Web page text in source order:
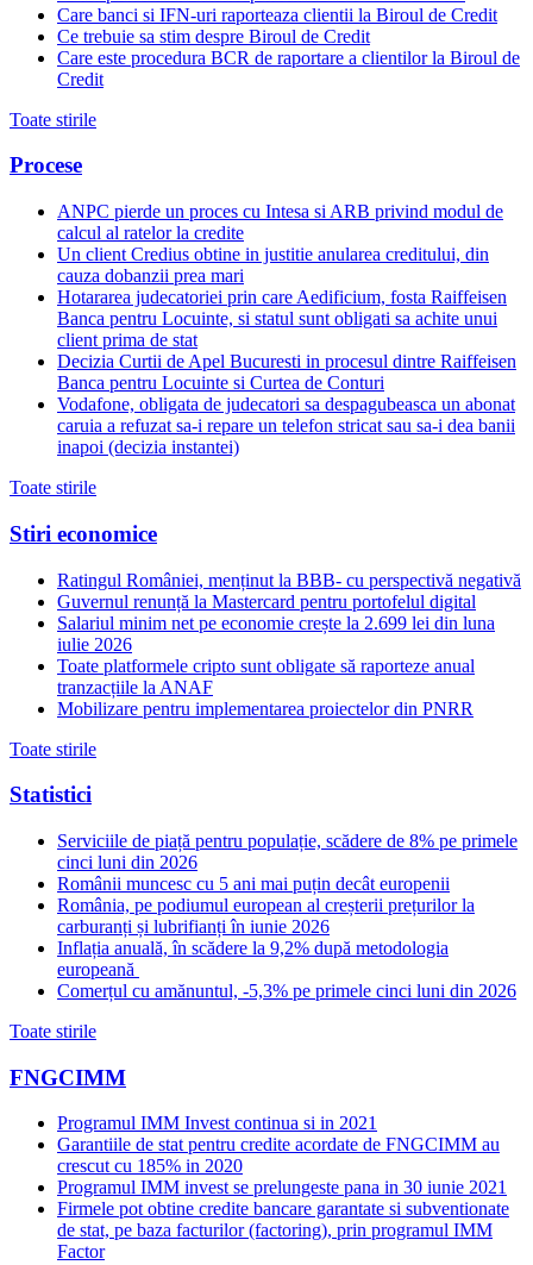
Care banci si IFN-uri raporteaza clientii la Biroul de Credit
Ce trebuie sa stim despre Biroul de Credit
Care este procedura BCR de raportare a clientilor la Biroul de
Credit
Toate stirile
Procese
ANPC pierde un proces cu Intesa si ARB privind modul de
calcul al ratelor la credite
Un client Credius obtine in justitie anularea creditului, din
cauza dobanzii prea mari
Hotararea judecatoriei prin care Aedificium, fosta Raiffeisen
Banca pentru Locuinte, si statul sunt obligati sa achite unui
client prima de stat
Decizia Curtii de Apel Bucuresti in procesul dintre Raiffeisen
Banca pentru Locuinte si Curtea de Conturi
Vodafone, obligata de judecatori sa despagubeasca un abonat
caruia a refuzat sa-i repare un telefon stricat sau sa-i dea banii
inapoi (decizia instantei)
Toate stirile
Stiri economice
Ratingul României, menținut la BBB- cu perspectivă negativă
Guvernul renunță la Mastercard pentru portofelul digital
Salariul minim net pe economie crește la 2.699 lei din luna
iulie 2026
Toate platformele cripto sunt obligate să raporteze anual
tranzacțiile la ANAF
Mobilizare pentru implementarea proiectelor din PNRR
Toate stirile
Statistici
Serviciile de piață pentru populație, scădere de 8% pe primele
cinci luni din 2026
Românii muncesc cu 5 ani mai puțin decât europenii
România, pe podiumul european al creșterii prețurilor la
carburanți și lubrifianți în iunie 2026
Inflația anuală, în scădere la 9,2% după metodologia
europeană
Comerțul cu amănuntul, -5,3% pe primele cinci luni din 2026
Toate stirile
FNGCIMM
Programul IMM Invest continua si in 2021
Garantiile de stat pentru credite acordate de FNGCIMM au
crescut cu 185% in 2020
Programul IMM invest se prelungeste pana in 30 iunie 2021
Firmele pot obtine credite bancare garantate si subventionate
de stat, pe baza facturilor (factoring), prin programul IMM
Factor